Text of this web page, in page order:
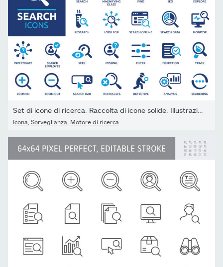
Icona Sorveglianza Motore di ricerca